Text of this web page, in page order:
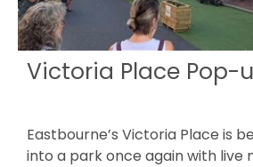
Victoria Place Pop-
Eastbourne’s Victoria Place is
into a park once again with live